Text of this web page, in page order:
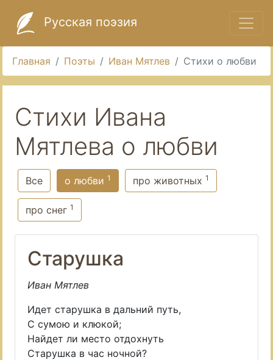
Русская поэзия
Главная Поэты Иван Мятлев Стихи о любви
Стихи Ивана
Мятлева о любви
Все о любви 1 про животных 1
про снег 1
Старушка
Иван Мятлев
Идет старушка в дальний путь,
С сумою и клюкой;
Найдет ли место отдохнуть
Старушка в час ночной?